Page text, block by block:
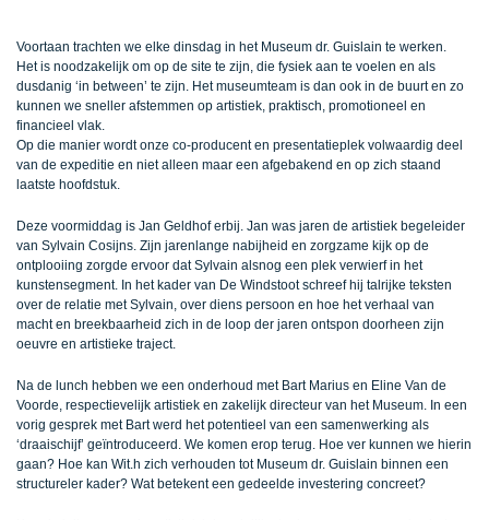
Voortaan trachten we elke dinsdag in het Museum dr. Guislain te werken.
Het is noodzakelijk om op de site te zijn, die fysiek aan te voelen en als
dusdanig ‘in between’ te zijn. Het museumteam is dan ook in de buurt en zo
kunnen we sneller afstemmen op artistiek, praktisch, promotioneel en
financieel vlak.
Op die manier wordt onze co-producent en presentatieplek volwaardig deel
van de expeditie en niet alleen maar een afgebakend en op zich staand
laatste hoofdstuk.
Deze voormiddag is Jan Geldhof erbij. Jan was jaren de artistiek begeleider
van Sylvain Cosijns. Zijn jarenlange nabijheid en zorgzame kijk op de
ontplooiing zorgde ervoor dat Sylvain alsnog een plek verwierf in het
kunstensegment. In het kader van De Windstoot schreef hij talrijke teksten
over de relatie met Sylvain, over diens persoon en hoe het verhaal van
macht en breekbaarheid zich in de loop der jaren ontspon doorheen zijn
oeuvre en artistieke traject.
Na de lunch hebben we een onderhoud met Bart Marius en Eline Van de
Voorde, respectievelijk artistiek en zakelijk directeur van het Museum. In een
vorig gesprek met Bart werd het potentieel van een samenwerking als
‘draaischijf’ geïntroduceerd. We komen erop terug. Hoe ver kunnen we hierin
gaan? Hoe kan Wit.h zich verhouden tot Museum dr. Guislain binnen een
structureler kader? Wat betekent een gedeelde investering concreet?